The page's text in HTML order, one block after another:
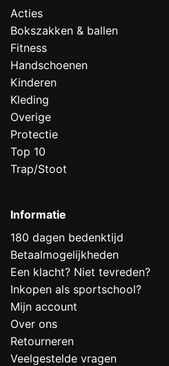
Acties
Bokszakken & ballen
Fitness
Handschoenen
Kinderen
Kleding
Overige
Protectie
Top 10
Trap/Stoot
Informatie
180 dagen bedenktijd
Betaalmogelijkheden
Een klacht? Niet tevreden?
Inkopen als sportschool?
Mijn account
Over ons
Retourneren
Veelgestelde vragen